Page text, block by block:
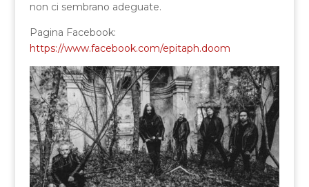
non ci sembrano adeguate.
Pagina Facebook:
https://www.facebook.com/epitaph.doom